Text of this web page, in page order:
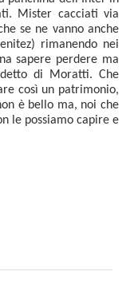
Mister cacciati via
se ne vanno anche
rimanendo nei
sapere perdere ma
di Moratti. Che
così un patrimonio,
è bello ma, noi che
le possiamo capire e